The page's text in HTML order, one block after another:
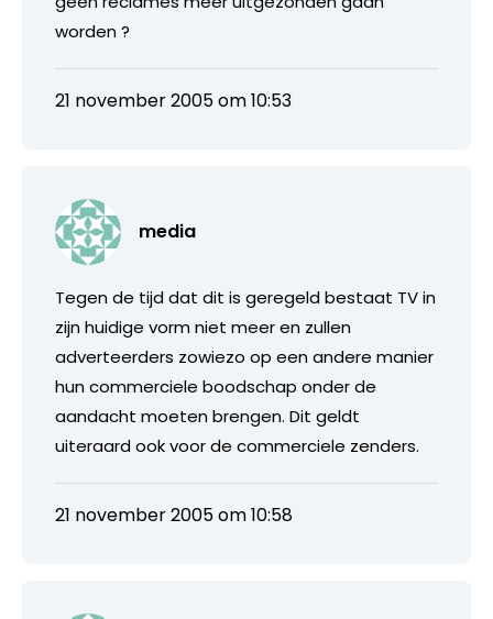
worden ?
21 november 2005 om 10:53
media
Tegen de tijd dat dit is geregeld bestaat TV in
zijn huidige vorm niet meer en zullen
adverteerders zowiezo op een andere manier
hun commerciele boodschap onder de
aandacht moeten brengen. Dit geldt
uiteraard ook voor de commerciele zenders.
21 november 2005 om 10:58